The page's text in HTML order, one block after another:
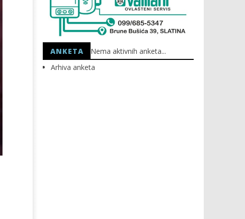
ANKETA
Nema aktivnih anketa...
Arhiva anketa